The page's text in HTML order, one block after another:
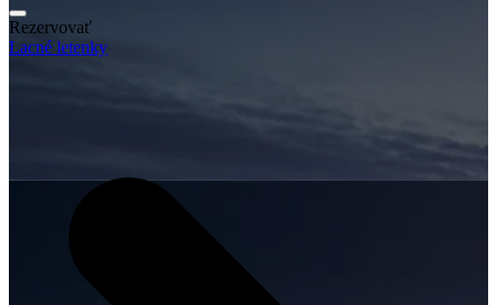
Rezervovať
Lacné letenky